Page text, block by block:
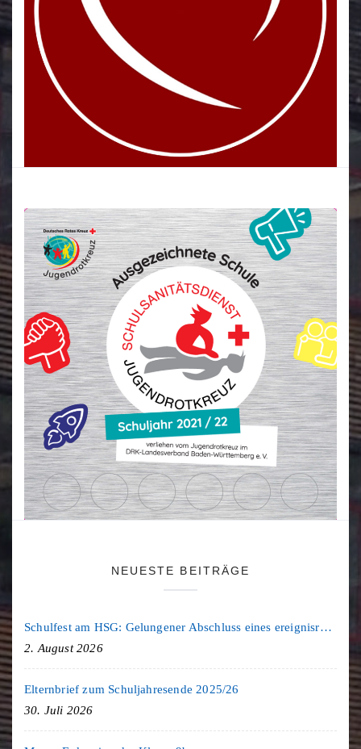
NEUESTE BEITRÄGE
Schulfest am HSG: Gelungener Abschluss eines ereignisreichen Schuljahres
2. August 2026
Elternbrief zum Schuljahresende 2025/26
30. Juli 2026